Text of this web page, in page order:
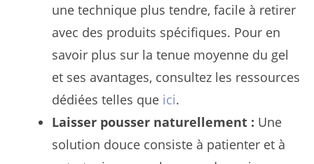
une technique plus tendre, facile à retirer
avec des produits spécifiques. Pour en
savoir plus sur la tenue moyenne du gel
et ses avantages, consultez les ressources
dédiées telles que ici.
Laisser pousser naturellement : Une
solution douce consiste à patienter et à